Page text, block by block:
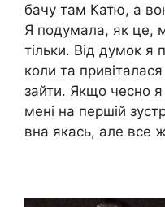
бачу там Катю, а
Я подумала, як це,
тільки. Від думок я
коли та
зайти. Якщо чесно
мені на першій
вна якась, але все